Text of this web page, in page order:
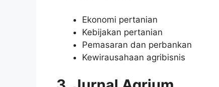
Ekonomi pertanian
Kebijakan pertanian
Pemasaran dan perbankan
Kewirausahaan agribisnis